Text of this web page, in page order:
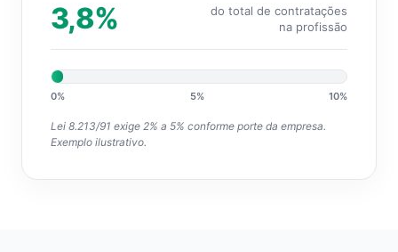
3,8%
do total de contratações
na profissão
0% 5% 10%
Lei 8.213/91 exige 2% a 5% conforme porte da empresa.
Exemplo ilustrativo.